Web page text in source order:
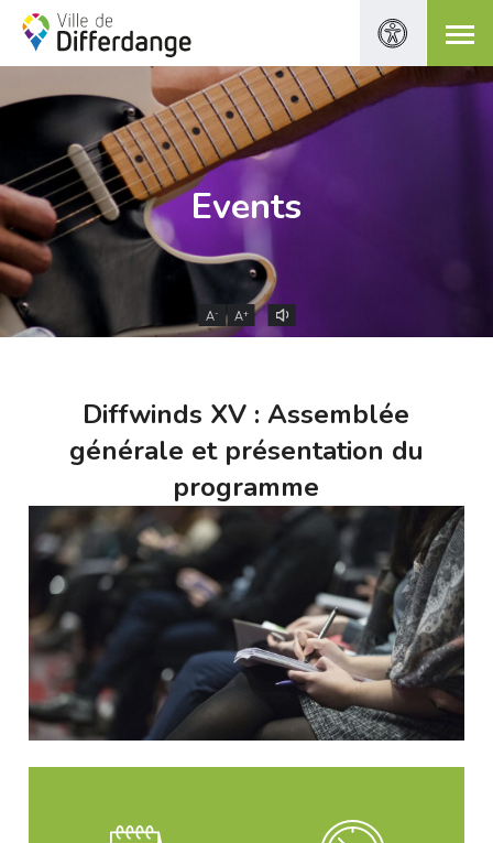
Events
A- A+
Diffwinds XV : Assemblée
générale et présentation du
programme